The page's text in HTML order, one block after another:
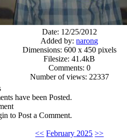
Date: 12/25/2012
Added by:narong
Dimensions: 600 x 450 pixels
Filesize: 41.4kB
Comments: 0
Number of views: 22337
have been Posted.
to Post a Comment.
<< February 2025 >>